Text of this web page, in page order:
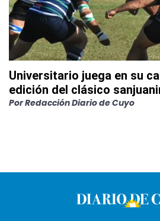
Universitario juega en su
edición del clásico
PorRedacción Diario de Cuyo